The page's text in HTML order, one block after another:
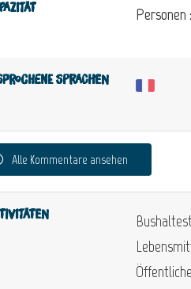
Personen :
Sprachen
Alle Kommentare ansehen